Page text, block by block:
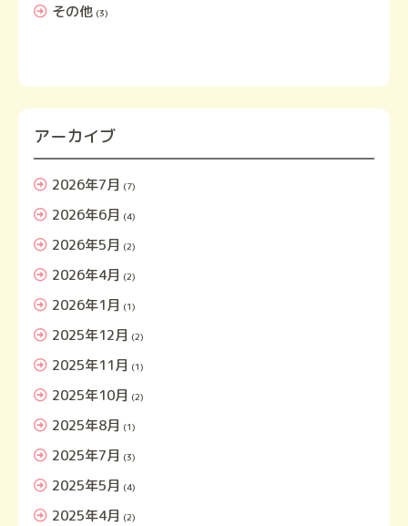
その他(3)
アーカイブ
2026年7月 (7)
2026年6月 (4)
2026年5月 (2)
2026年4月 (2)
2026年1月 (1)
2025年12月 (2)
2025年11月 (1)
2025年10月 (2)
2025年8月 (1)
2025年7月 (3)
2025年5月 (4)
2025年4月 (2)